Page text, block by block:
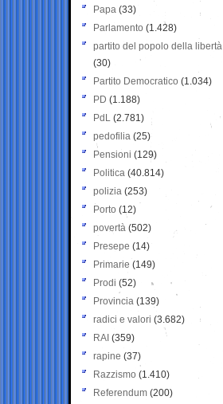
Papa (33)
Parlamento (1.428)
partito del popolo della libertà
(30)
Partito Democratico (1.034)
PD (1.188)
PdL (2.781)
pedofilia (25)
Pensioni (129)
Politica (40.814)
polizia (253)
Porto (12)
povertà (502)
Presepe (14)
Primarie (149)
Prodi (52)
Provincia (139)
radici e valori (3.682)
RAI (359)
rapine (37)
Razzismo (1.410)
Referendum (200)